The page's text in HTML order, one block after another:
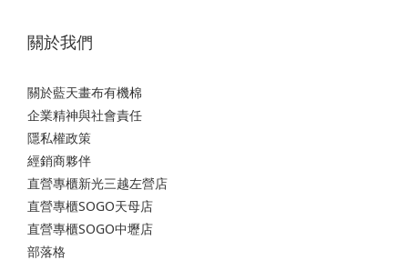
關於我們
關於藍天畫布有機棉
企業精神與社會責任
隱私權政策
經銷商夥伴
直營專櫃新光三越左營店
直營專櫃SOGO天母店
直營專櫃SOGO中壢店
部落格